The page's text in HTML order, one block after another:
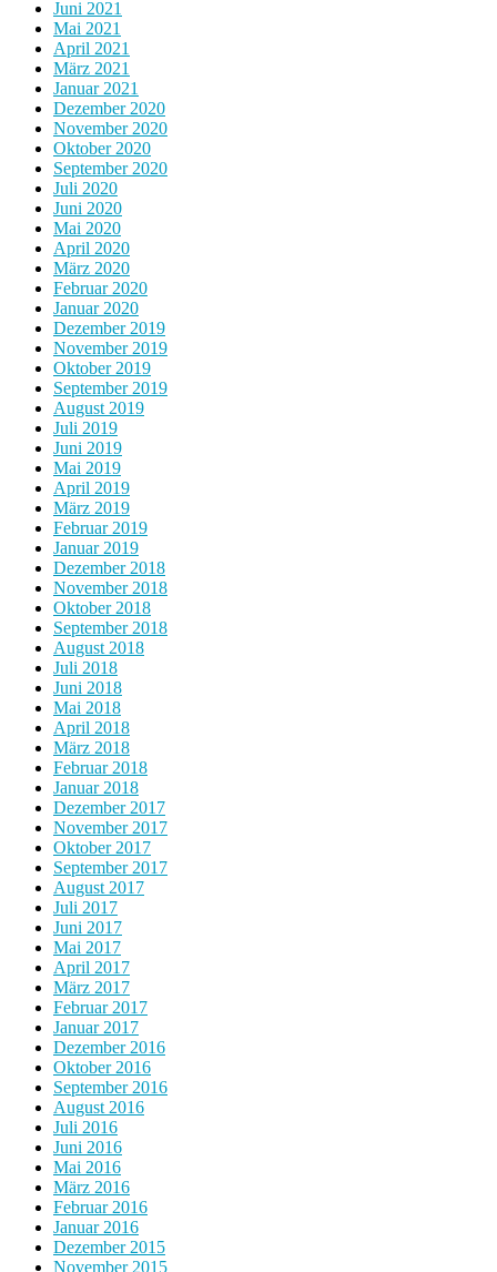
Juni 2021
Mai 2021
April 2021
März 2021
Januar 2021
Dezember 2020
November 2020
Oktober 2020
September 2020
Juli 2020
Juni 2020
Mai 2020
April 2020
März 2020
Februar 2020
Januar 2020
Dezember 2019
November 2019
Oktober 2019
September 2019
August 2019
Juli 2019
Juni 2019
Mai 2019
April 2019
März 2019
Februar 2019
Januar 2019
Dezember 2018
November 2018
Oktober 2018
September 2018
August 2018
Juli 2018
Juni 2018
Mai 2018
April 2018
März 2018
Februar 2018
Januar 2018
Dezember 2017
November 2017
Oktober 2017
September 2017
August 2017
Juli 2017
Juni 2017
Mai 2017
April 2017
März 2017
Februar 2017
Januar 2017
Dezember 2016
Oktober 2016
September 2016
August 2016
Juli 2016
Juni 2016
Mai 2016
März 2016
Februar 2016
Januar 2016
Dezember 2015
November 2015